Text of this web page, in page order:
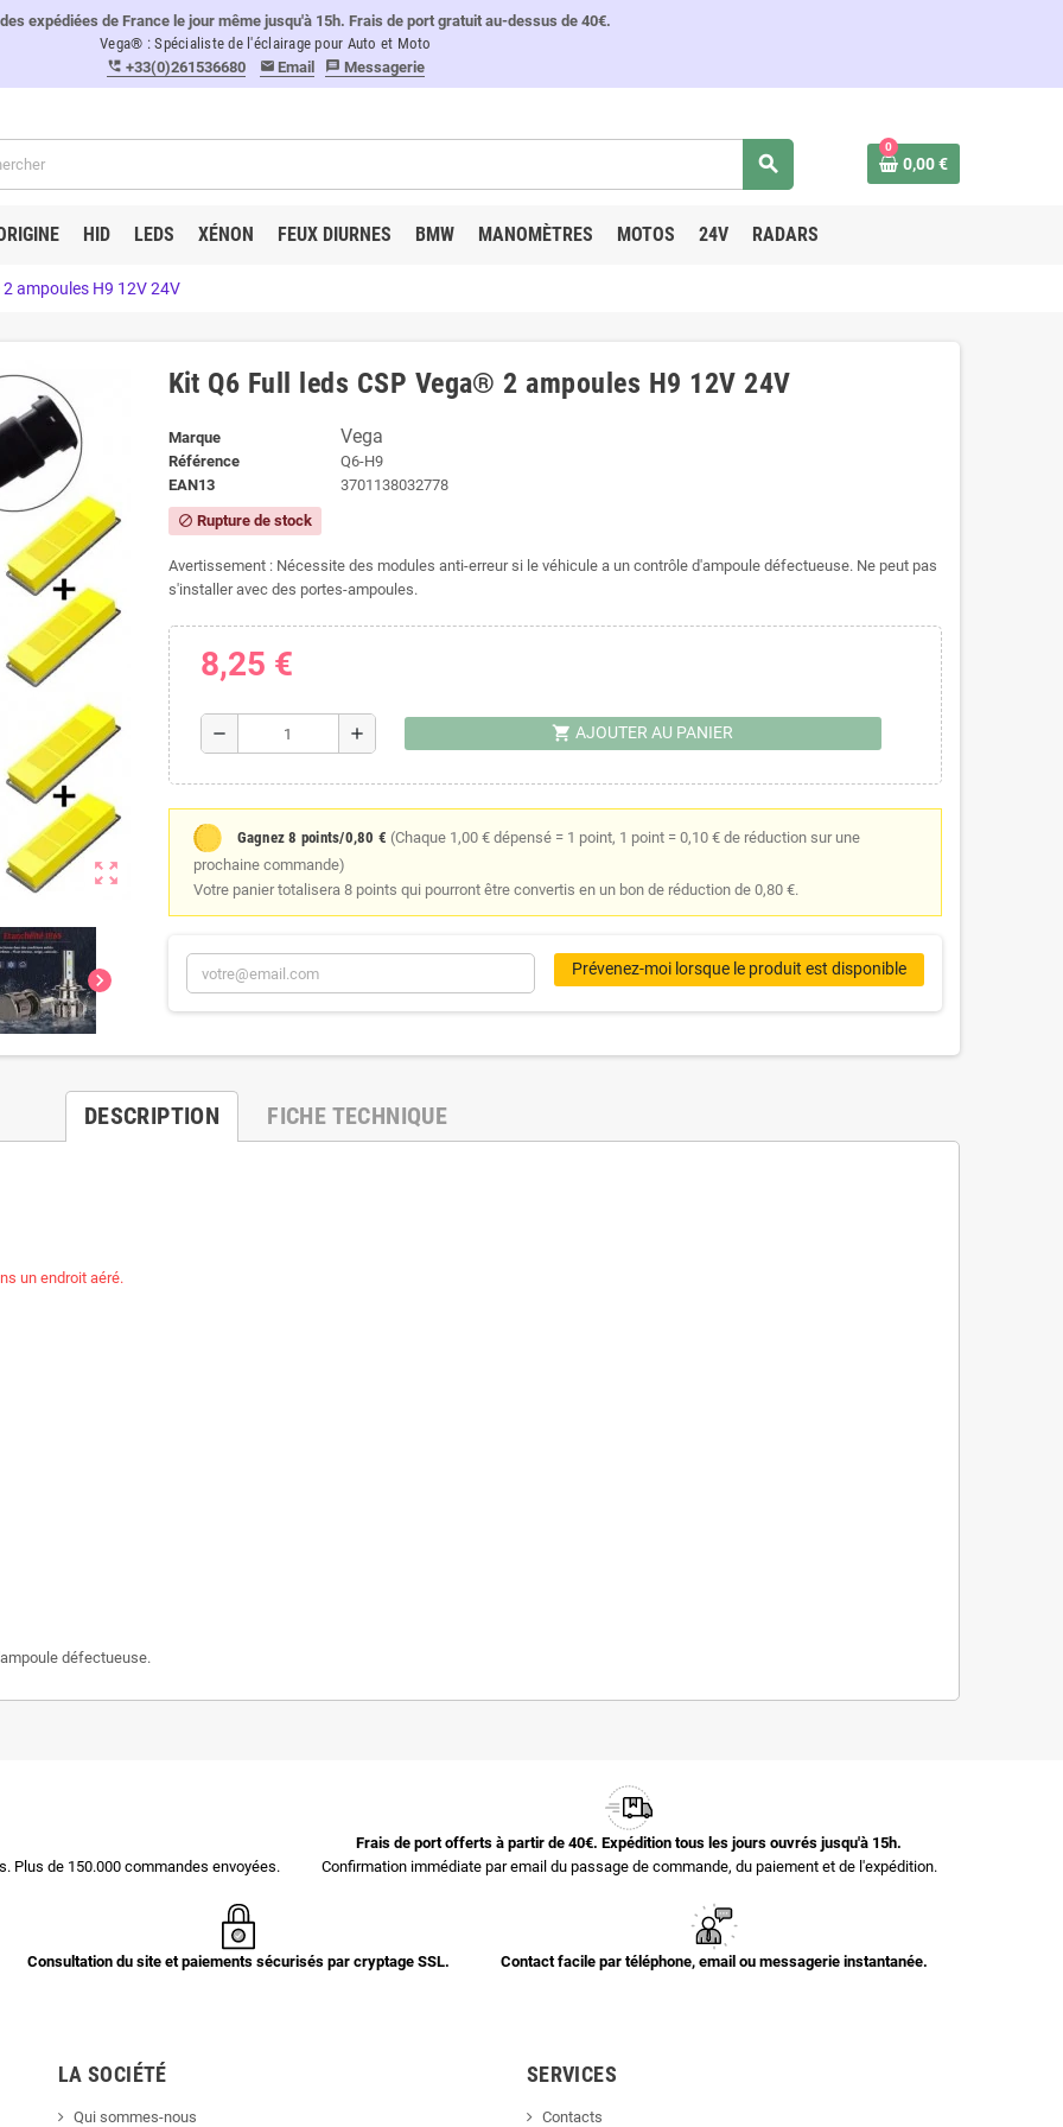
expédiées de France le jour même jusqu'à 15h. Frais de port gratuit au-dessus de 40€.
Vega® : Spécialiste de l'éclairage pour Auto et Moto
perm_phone_msg +33(0)261536680 email Email message Messagerie
search
0
0,00 €
HID LEDS XÉNON FEUX DIURNES BMW MANOMÈTRES MOTOS 24V RADARS
ampoules H9 12V 24V
zoom_out_map
chevron_right
Kit Q6 Full leds CSP Vega® 2 ampoules H9 12V 24V
Marque Vega
Référence
Q6-H9
EAN13
3701138032778
block Rupture de stock
Avertissement : Nécessite des modules anti-erreur si le véhicule a un contrôle d'ampoule défectueuse. Ne peut pas
s'installer avec des portes-ampoules.
8,25 €
remove add shopping_cart AJOUTER AU PANIER
Gagnez 8 points/0,80 € (Chaque 1,00 € dépensé = 1 point, 1 point = 0,10 € de réduction sur une
prochaine commande)
Votre panier totalisera 8 points qui pourront être convertis en un bon de réduction de 0,80 €.
Prévenez-moi lorsque le produit est disponible
DESCRIPTION FICHE TECHNIQUE
un endroit aéré.
défectueuse.
Plus de 150.000 commandes envoyées.
Frais de port offerts à partir de 40€. Expédition tous les jours ouvrés jusqu'à 15h.
Confirmation immédiate par email du passage de commande, du paiement et de l'expédition.
Consultation du site et paiements sécurisés par cryptage SSL. Contact facile par téléphone, email ou messagerie instantanée.
LA SOCIÉTÉ
Qui sommes-nous
SERVICES
Contacts